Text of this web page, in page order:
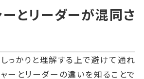
とリーダーが混同さ
っかりと理解する上で避けて通れ
ーとリーダーの違いを知ることで